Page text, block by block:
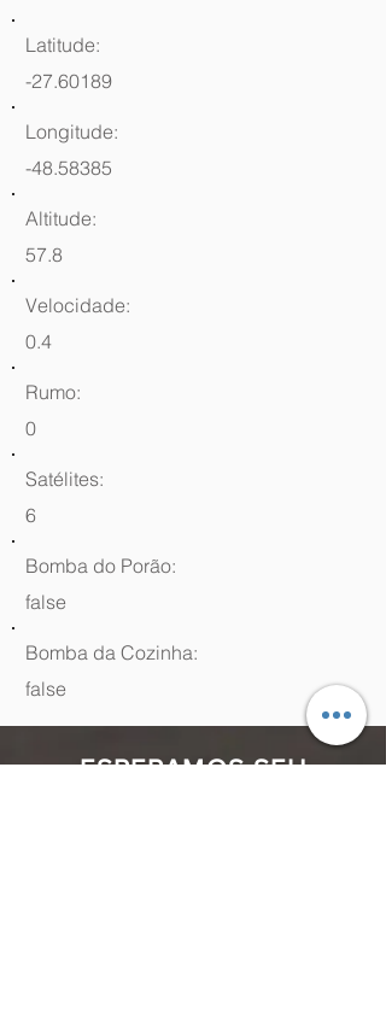
Latitude:
-27.60189
Longitude:
-48.58385
Altitude:
57.8
Velocidade:
0.4
Rumo:
0
Satélites:
6
Bomba do Porão:
false
Bomba da Cozinha:
false
ESPERAMOS SEU